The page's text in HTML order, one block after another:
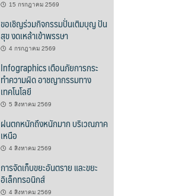
15 กรกฎาคม 2569
ขอเชิญร่วมกิจกรรมปั่นเติมบุญ ปัน
สุข งดเหล้าเข้าพรรษา
4 กรกฎาคม 2569
Infographics เตือนภัยการกระ
ทำความผิด อาชญากรรมทาง
เทคโนโลยี
5 สิงหาคม 2569
ฝนตกหนักถึงหนักมาก บริเวณภาค
เหนือ
4 สิงหาคม 2569
การจัดเก็บขยะอันตราย และขยะ
อิเล็กทรอนิกส์
4 สิงหาคม 2569